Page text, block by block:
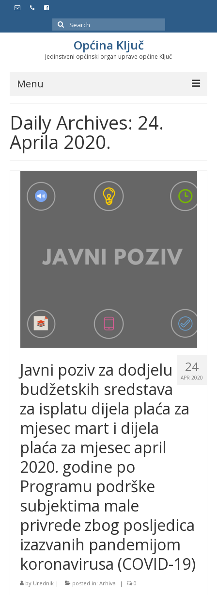
Search
for:
Općina Ključ
Jedinstveni općinski organ uprave općine Ključ
Menu
Službeni glasnici
Javne nabavke
Značajni datumi i manifestacije
Program energetske efikasnosti u stambenom
sektoru
Daily Archives: 24.
Aprila 2020.
24
APR 2020
Javni poziv za dodjelu
budžetskih sredstava
za isplatu dijela plaća za
mjesec mart i dijela
plaća za mjesec april
2020. godine po
Programu podrške
subjektima male
privrede zbog posljedica
izazvanih pandemijom
koronavirusa (COVID-19)
by Urednik | posted in: Arhiva | 0